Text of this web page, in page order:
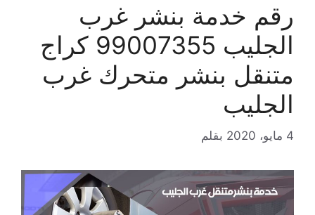
رقم خدمة بنشر غرب
الجليب 99007355 كراج
متنقل بنشر متحرك غرب
الجليب
4 مايو، 2020 بقلم